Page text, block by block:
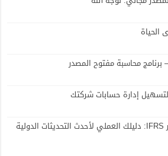
الحياة
محاسبة مفتوح المصدر
إدارة حسابات شركتك
الخرائط الذهنية لمعايير IFRS: دليلك العملي لأحدث التحديثات الدولية